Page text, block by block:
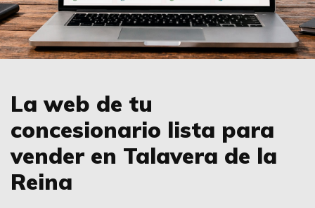
La web de tu
concesionario lista para
vender en Talavera de la
Reina